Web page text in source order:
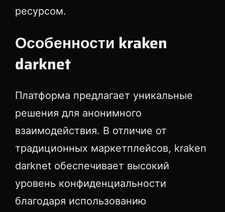
ресурсом.
Особенности kraken
darknet
Платформа предлагает уникальные
решения для анонимного
взаимодействия. В отличие от
традиционных маркетплейсов, kraken
darknet обеспечивает высокий
уровень конфиденциальности
благодаря использованию